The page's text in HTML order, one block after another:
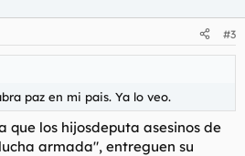
#3
paz en mi pais. Ya lo veo.
que los hijosdeputa asesinos de
armada", entreguen su